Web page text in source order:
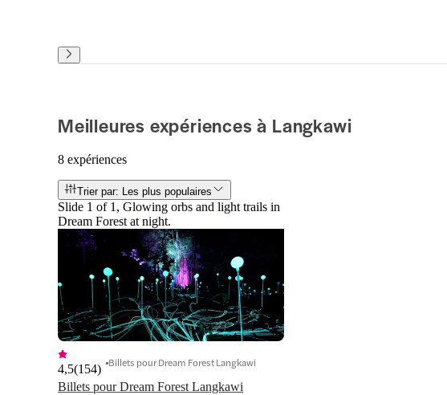
Meilleures expériences à Langkawi
8 expériences
Trier par: Les plus populaires
Slide 1 of 1, Glowing orbs and light trails in
Dream Forest at night.
Billets pour Dream Forest Langkawi
4,5(154) Billets pour Dream Forest Langkawi